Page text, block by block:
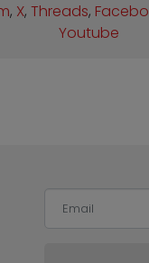
, X,Threads,
Youtube